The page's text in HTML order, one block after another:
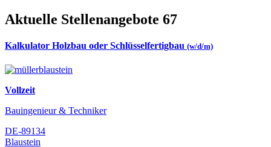
Aktuelle Stellenangebote 67
Kalkulator Holzbau oder Schlüsselfertigbau (w/d/m)
Vollzeit
Bauingenieur & Techniker
DE-89134
Blaustein